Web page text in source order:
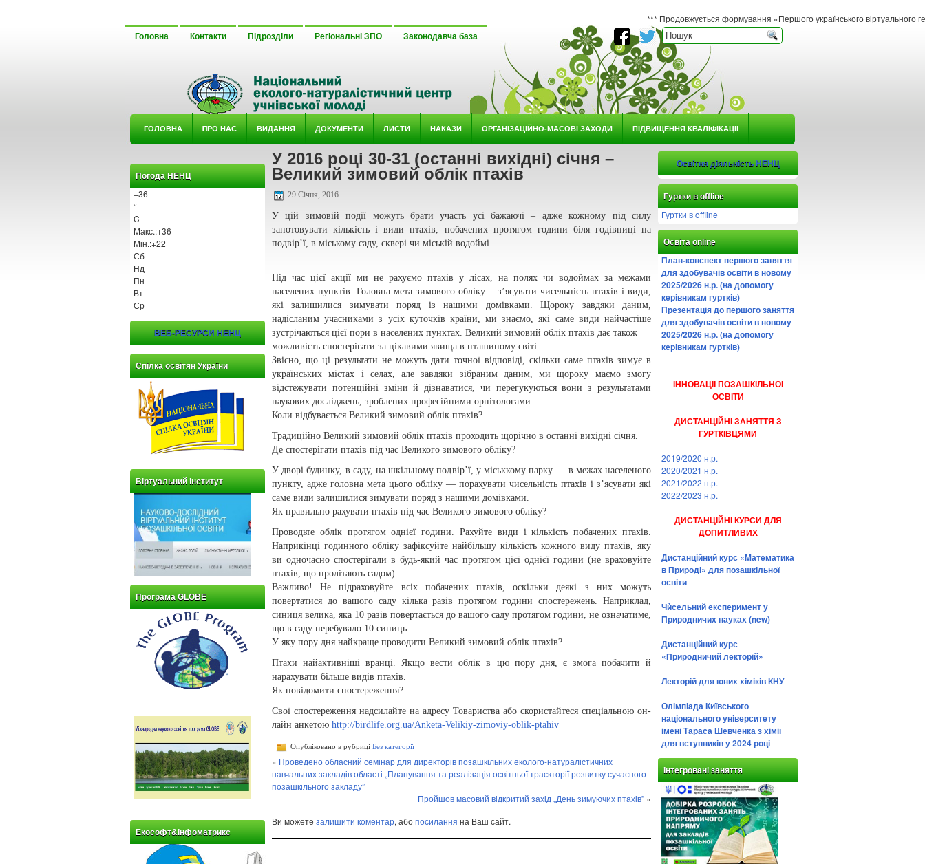
*** Продовжується формування «Першого українського віртуального гербарію
Головна Контакти Підрозділи Регіональні ЗПО Законодавча база
ГОЛОВНА ΠРО НАС ВИДАННЯ ДОКУМЕНТИ ЛИСТИ НАКАЗИ ОРГАНІЗАЦІЙНО-МАСОВІ ЗАХОДИ ПІДВИЩЕННЯ КВАЛІФІКАЦІЇ
Погода НЕНЦ
+36
°
C
Макс.:+36
Мін.:+22
Сб
Нд
Пн
Вт
Ср
ВЕБ-РЕСУРСИ НЕНЦ
Спілка освітян України
Віртуальний інститут
Програма GLOBE
Екософт&Інфоматрикс
У 2016 році 30-31 (останні вихідні) січня –
Великий зимовий облік птахів
29 Січня, 2016
У цій зимовій події можуть брати участь усі бажаючі – адже кожному під силу
занотовувати кількість і види птахів, побачених протягом години біля годівниці на
подвір’ї, в міському саду, сквері чи міській водоймі.
Під час цієї акції ми не рахуємо птахів у лісах, на полях чи водоймах за межами
населених пунктів. Головна мета зимового обліку – з’ясувати чисельність птахів і види,
які залишилися зимувати поряд із нашими домівками. Щороку завдяки даним,
надісланим учасниками з усіх куточків країни, ми знаємо, які саме види найчастіше
зустрічаються цієї пори в населених пунктах. Великий зимовий облік птахів дає також
можливість спостерігати за цікавими явища в пташиному світі.
Звісно, що ці результати не можуть дати точної відповіді, скільки саме птахів зимує в
українських містах і селах, але завдяки зібраним даним, ми щороку маємо змогу
відстежувати потенційні зміни й дізнаватися, чи перегукуються вони з результатами
наукових досліджень, зроблених професійними орнітологами.
Коли відбувається Великий зимовий облік птахів?
Традиційно Великий зимовий облік птахів проходить щорічно в останні вихідні січня.
Де спостерігати птахів під час Великого зимового обліку?
У дворі будинку, в саду, на шкільному подвір’ї, у міськкому парку — в межах населеного
пункту, адже головна мета цього обліку — порахувати чисельність птахів і з’ясувати які
саме види залишилися зимувати поряд з нашими домівками.
Як правильно рахувати птахів під час Великого зимового обліку?
Проводьте облік протягом однієї години. Рахуйте види і кількість побачених птахів.
Наприкінці годинного обліку зафіксуйте найбільшу кількість кожного виду птахів, яку
ви одночасно спостерігали в будь-який час протягом цієї однієї години (не враховуйте
птахів, що пролітають садом).
Важливо! Не підраховуйте всіх побачених птахів, оскільки деякі з них можуть
повертатися до вашого саду кілька разів протягом години спостережень. Наприклад,
синиця велика, яка 10 разів повертається до вашого саду протягом години, не означатиме,
що в саду перебувало 10 синиць.
У яку пору дня найкраще проводити Великий зимовий облік птахів?
Птахи найактивніші вранці. Якщо вести облік в цю пору дня, є змога побачити й
нарахувати більше видів птахів.
Як повідомити спостереження?
Свої спостереження надсилайте на адресу Товариства або скористайтеся спеціальною он-
лайн анкетою http://birdlife.org.ua/Anketa-Velikiy-zimoviy-oblik-ptahiv
Опубліковано в рубриці Без категорії
« Проведено обласний семінар для директорів позашкільних еколого-натуралістичних
навчальних закладів області „Планування та реалізація освітньої траєкторії розвитку сучасного
позашкільного закладу”
Пройшов масовий відкритий захід „День зимуючих птахів” »
Ви можете залишити коментар, абопосилання на Ваш сайт.
Освітня діяльність НЕНЦ
Гуртки в offline
Гуртки в offline
Освіта online
План-конспект першого заняття
для здобувачів освіти в новому
2025/2026 н.р. (на допомогу
керівникам гуртків)
Презентація до першого заняття
для здобувачів освіти в новому
2025/2026 н.р. (на допомогу
керівникам гуртків)
ІННОВАЦІЇ ПОЗАШКІЛЬНОЇ
ОСВІТИ
ДИСТАНЦІЙНІ ЗАНЯТТЯ З
ГУРТКІВЦЯМИ
2019/2020 н.р.
2020/2021 н.р.
2021/2022 н.р.
2022/2023 н.р.
ДИСТАНЦІЙНІ КУРСИ ДЛЯ
ДОПИТЛИВИХ
Дистанційний курс «Математика
в Природі» для позашкільної
освіти
Чѝсельний експеримент у
Природничих науках (new)
Дистанційний курс
«Природничий лекторій»
Лекторій для юних хіміків КНУ
Олімпіада Київського
національного університету
імені Тараса Шевченка з хімії
для вступників у 2024 році
Інтегровані заняття